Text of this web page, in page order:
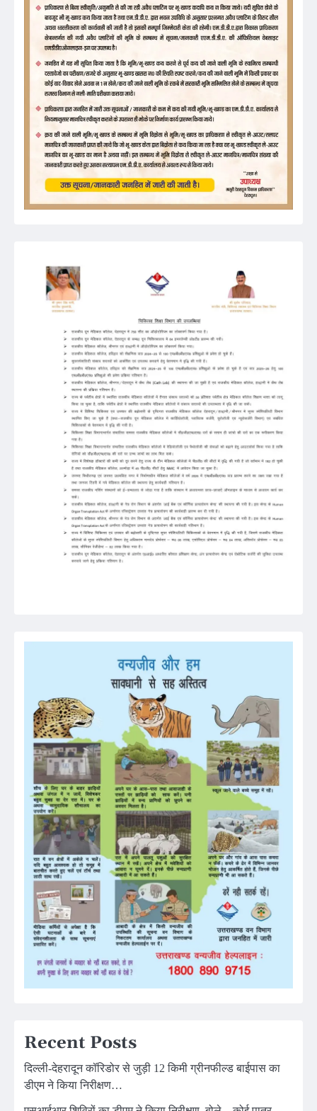
Recent Posts
दिल्ली-देहरादून कॉरिडोर से जुड़ी 12 किमी ग्रीनफील्ड बाईपास का
डीएम ने किया निरीक्षण…